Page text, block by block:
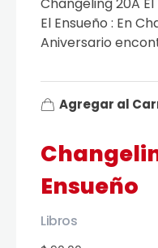
Ensueño
Libros
El Ensueño : En
Aniversario
Agregar al